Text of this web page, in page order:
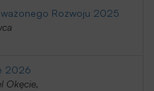
Rozwoju 2025
2026
Okęcie,